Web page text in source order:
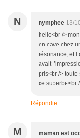
N nymphee 13/
hello<br />
en cave chez
résonance, et
avait
pris<br /> toute
ce superbe<br
Répondre
M maman est